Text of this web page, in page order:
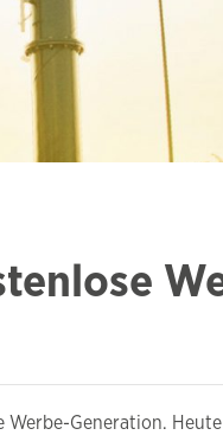
Generation.